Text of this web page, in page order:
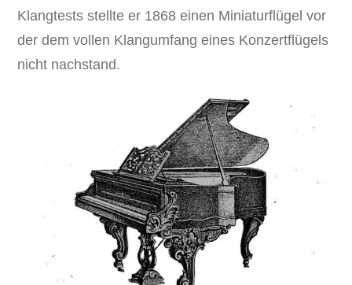
Klangtests stellte er 1868 einen Miniaturflügel vor
der dem vollen Klangumfang eines Konzertflügels
nicht nachstand.